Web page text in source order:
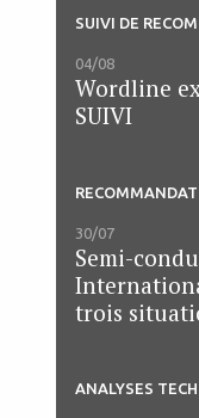
SUIVI DE
04/08
Wordline
SUIVI
30/07
Semi-
trois
ANALYSES